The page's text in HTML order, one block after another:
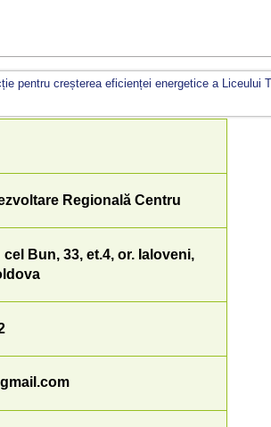
Regională Centru
Bun, 33, et.4, or. Ialoveni,